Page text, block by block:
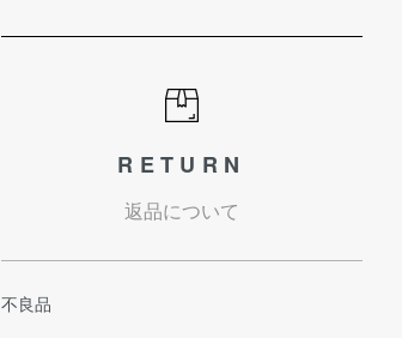
RETURN
返品について
不良品